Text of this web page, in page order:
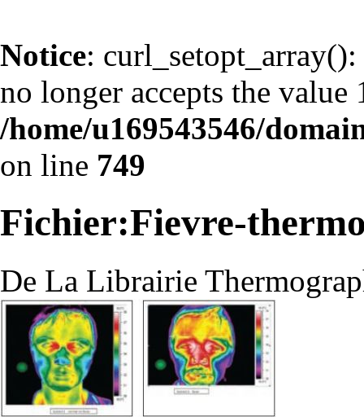
Notice:
no longer accepts the
/home/u169543546/
on line 749
Fichier:Fievre-
De La Librairie